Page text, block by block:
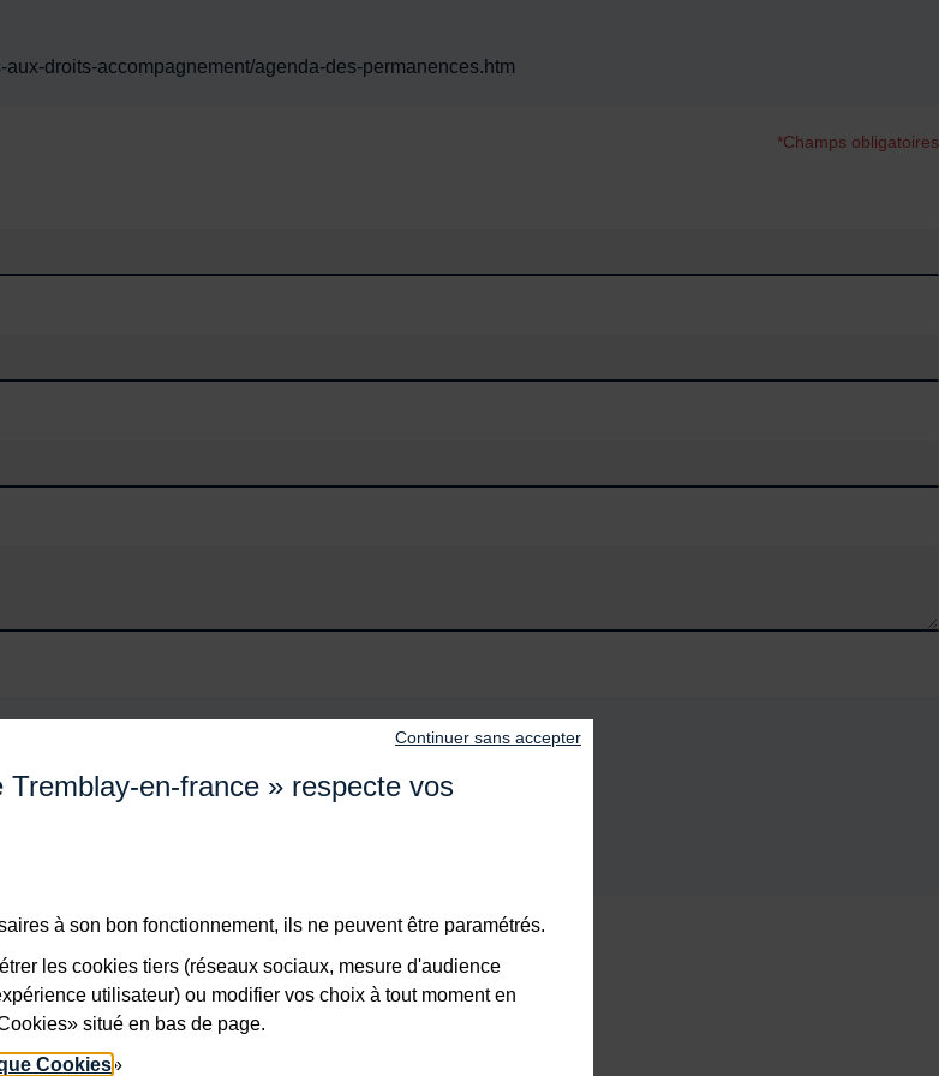
Tremblay-en-france » respecte vos
à son bon fonctionnement, ils ne peuvent être paramétrés.
les cookies tiers (réseaux sociaux, mesure d'audience
utilisateur) ou modifier vos choix à tout moment en
situé en bas de page.
Cookies»
Continuer sans accepter
droits-accompagnement/agenda-des-permanences.htm
*Champs obligatoires
de la série.